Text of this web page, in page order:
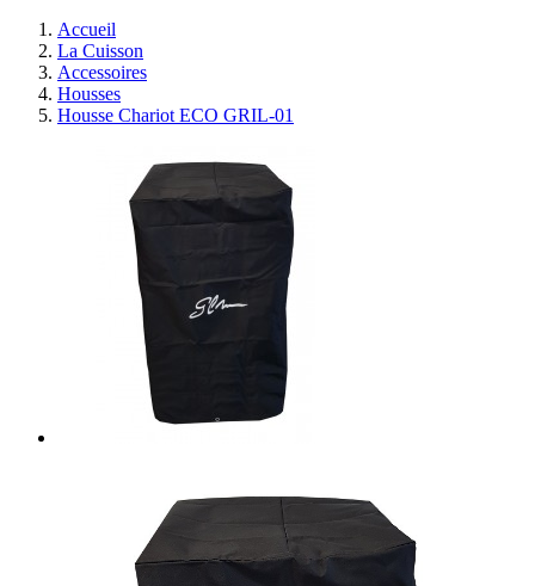
Accueil
La Cuisson
Accessoires
Housses
Housse Chariot ECO GRIL-01